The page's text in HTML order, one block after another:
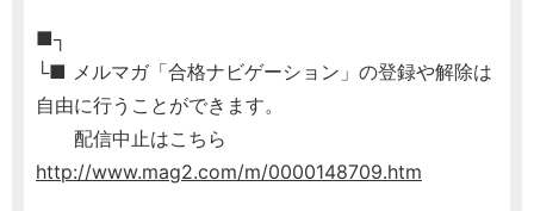
■┐
└■ メルマガ「合格ナビゲーション」の登録や解除は
自由に行うことができます。
配信中止はこちら
http://www.mag2.com/m/0000148709.htm